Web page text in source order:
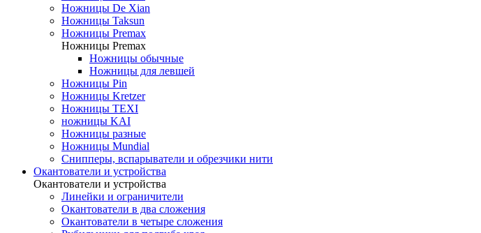
Ножницы De Xian
Ножницы Taksun
Ножницы Premax
Ножницы Premax
Ножницы обычные
Ножницы для левшей
Ножницы Pin
Ножницы Kretzer
Ножницы TEXI
ножницы KAI
Ножницы разные
Ножницы Mundial
Снипперы, вспарыватели и обрезчики нити
Окантователи и устройства
Окантователи и устройства
Линейки и ограничители
Окантователи в два сложения
Окантователи в четыре сложения